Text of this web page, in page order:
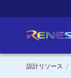
イ
ン
設計リソース